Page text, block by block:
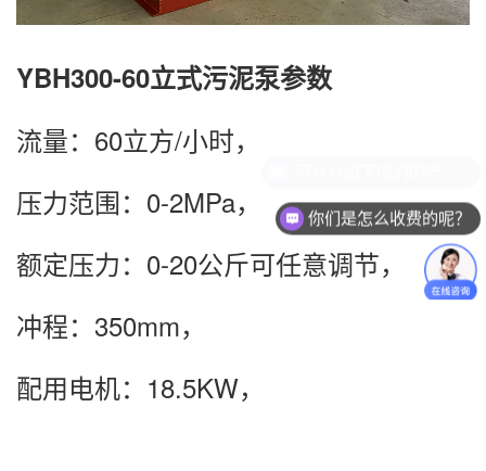
YBH300-60立式污泥泵参数
流量：60立方/小时，
压力范围：0-2MPa，
额定压力：0-20公斤可任意调节，
冲程：350mm，
配用电机：18.5KW，
你们是怎么收费的呢？